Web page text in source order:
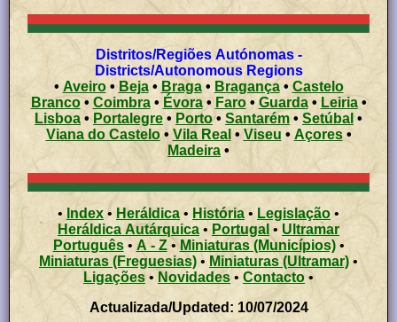
Distritos/Regiões Autónomas -
Districts/Autonomous Regions
• Aveiro• Beja• Braga• Bragança• Castelo
Branco•Coimbra• Évora• Faro• Guarda•Leiria•
Lisboa • Portalegre • Porto• Santarém • Setúbal •
Viana do Castelo• Vila Real • Viseu • Açores •
Madeira •
• Index • Heráldica • História • Legislação •
Heráldica Autárquica • Portugal • Ultramar
Português• A - Z•Miniaturas (Municípios)•
Miniaturas (Freguesias) • Miniaturas (Ultramar)•
Ligações • Novidades • Contacto•
Actualizada/Updated: 10/07/2024